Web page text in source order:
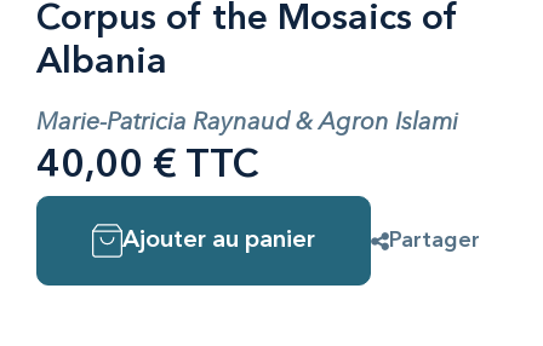
Corpus of the Mosaics of
Albania
Marie-Patricia Raynaud & Agron Islami
40,00 € TTC
Ajouter au panier Partager